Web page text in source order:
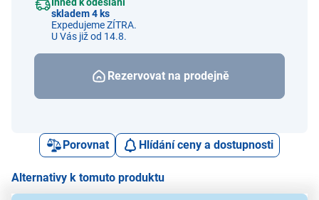
skladem 4 ks
Expedujeme ZÍTRA.
U Vás již od 14.8.
Rezervovat na prodejně
Porovnat Hlídání ceny a dostupnosti
Alternativy k tomuto produktu